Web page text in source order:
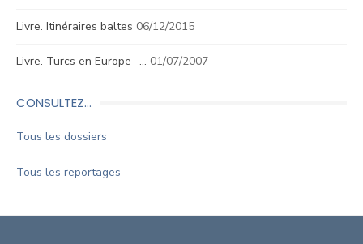
Livre. Itinéraires baltes 06/12/2015
Livre. Turcs en Europe –… 01/07/2007
CONSULTEZ…
Tous les dossiers
Tous les reportages